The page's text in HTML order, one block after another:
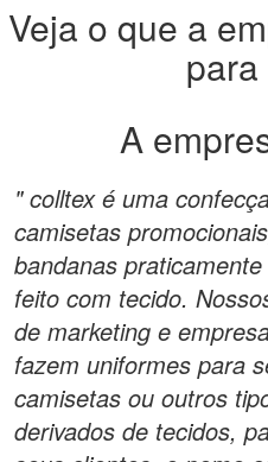
Veja o que a
para
A
" colltex é uma
camisetas
bandanas
feito com tecido.
de marketing e
fazem uniformes para
camisetas ou outros
derivados de tecidos,